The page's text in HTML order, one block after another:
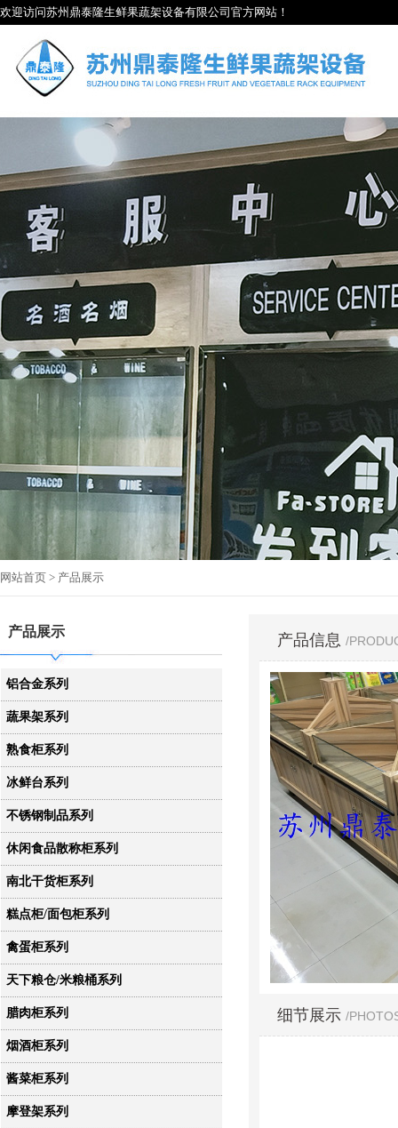
欢迎访问苏州鼎泰隆生鲜果蔬架设备有限公司官方网站！
网站首页 > 产品展示
产品展示
铝合金系列
蔬果架系列
熟食柜系列
冰鲜台系列
不锈钢制品系列
休闲食品散称柜系列
南北干货柜系列
糕点柜/面包柜系列
禽蛋柜系列
天下粮仓/米粮桶系列
腊肉柜系列
烟酒柜系列
酱菜柜系列
摩登架系列
产品信息 /
细节展示 /